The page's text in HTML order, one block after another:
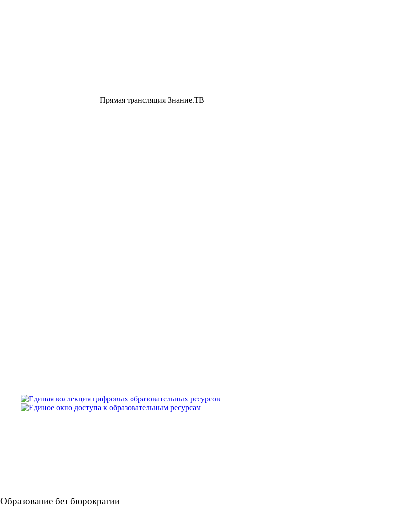
Прямая трансляция Знание.ТВ
Образование без бюрократии